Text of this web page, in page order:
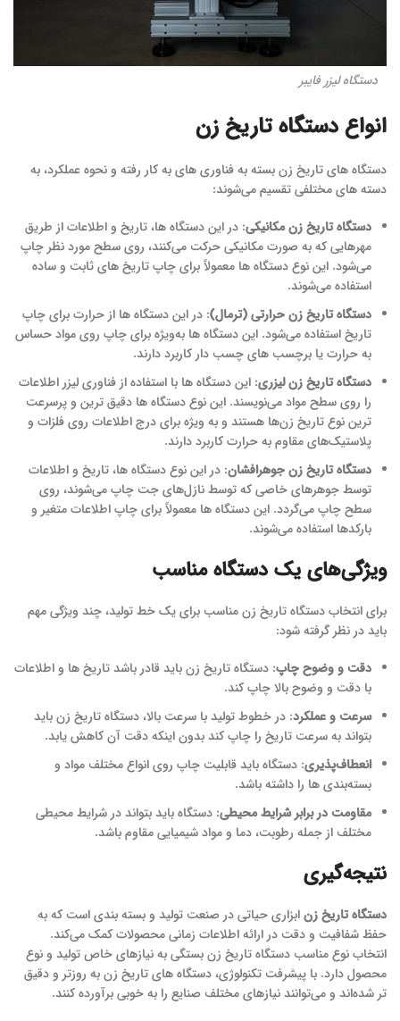
دستگاه لیزر فایبر
انواع دستگاه تاریخ زن
دستگاه های تاریخ زن بسته به فناوری های به کار رفته و نحوه عملکرد، به
دسته های مختلفی تقسیم می‌شوند:
دستگاه تاریخ زن مکانیکی: در این دستگاه ها، تاریخ و اطلاعات از طریق
مهرهایی که به صورت مکانیکی حرکت می‌کنند، روی سطح مورد نظر چاپ
می‌شود. این نوع دستگاه ها معمولاً برای چاپ تاریخ های ثابت و ساده
استفاده می‌شوند.
دستگاه تاریخ زن حرارتی (ترمال): در این دستگاه ها از حرارت برای چاپ
تاریخ استفاده می‌شود. این دستگاه ها به‌ویژه برای چاپ روی مواد حساس
به حرارت یا برچسب های چسب دار کاربرد دارند.
دستگاه تاریخ زن لیزری: این دستگاه ها با استفاده از فناوری لیزر اطلاعات
را روی سطح مواد می‌نویسند. این نوع دستگاه ها دقیق ترین و پرسرعت
ترین نوع تاریخ‌ زن‌ها هستند و به ویژه برای درج اطلاعات روی فلزات و
پلاستیک‌های مقاوم به حرارت کاربرد دارند.
دستگاه تاریخ زن جوهرافشان: در این نوع دستگاه ها، تاریخ و اطلاعات
توسط جوهرهای خاصی که توسط نازل‌های جت چاپ می‌شوند، روی
سطح چاپ می‌گردد. این دستگاه ها معمولاً برای چاپ اطلاعات متغیر و
بارکدها استفاده می‌شوند.
ویژگی‌های یک دستگاه مناسب
برای انتخاب دستگاه تاریخ زن مناسب برای یک خط تولید، چند ویژگی مهم
باید در نظر گرفته شود:
دقت و وضوح چاپ: دستگاه تاریخ زن باید قادر باشد تاریخ ها و اطلاعات
با دقت و وضوح بالا چاپ کند.
سرعت و عملکرد: در خطوط تولید با سرعت بالا، دستگاه تاریخ زن باید
بتواند به سرعت تاریخ را چاپ کند بدون اینکه دقت آن کاهش یابد.
انعطاف‌پذیری: دستگاه باید قابلیت چاپ روی انواع مختلف مواد و
بسته‌بندی ها را داشته باشد.
مقاومت در برابر شرایط محیطی: دستگاه باید بتواند در شرایط محیطی
مختلف از جمله رطوبت، دما و مواد شیمیایی مقاوم باشد.
نتیجه‌گیری
دستگاه تاریخ زنابزاری حیاتی در صنعت تولید و بسته بندی است که به
حفظ شفافیت و دقت در ارائه اطلاعات زمانی محصولات کمک می‌کند.
انتخاب نوع مناسب دستگاه تاریخ زن بستگی به نیازهای خاص تولید و نوع
محصول دارد. با پیشرفت تکنولوژی، دستگاه های تاریخ زن به روزتر و دقیق
تر شده‌اند و می‌توانند نیازهای مختلف صنایع را به خوبی برآورده کنند.